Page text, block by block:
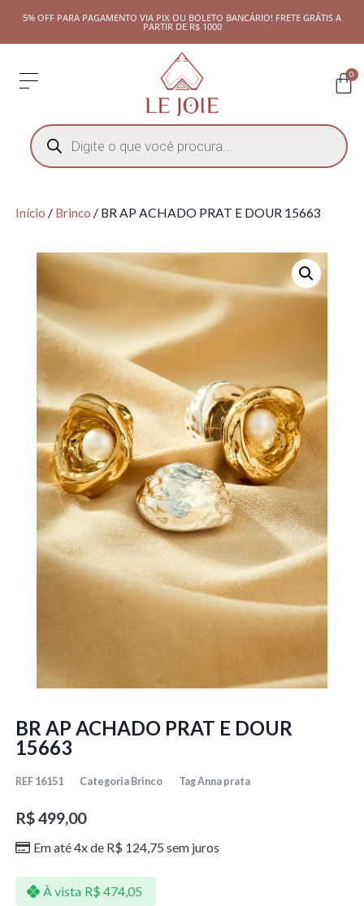
5% OFF PARA PAGAMENTO VIA PIX OU BOLETO BANCÁRIO! FRETE GRÁTIS A
PARTIR DE R$ 1000
0
Início / Brinco / BR AP ACHADO PRAT E DOUR 15663
BR AP ACHADO PRAT E DOUR
15663
REF 16151 Categoria Brinco TagAnna prata
R$499,00
Em até 4x de R$ 124,75 sem juros
À vista R$ 474,05